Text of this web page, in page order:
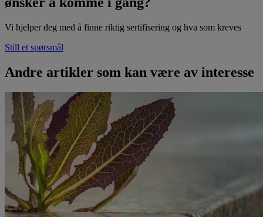
Vi hjelper deg med å finne riktig sertifisering og hva som kreves
Still et spørsmål
Andre artikler som kan være av interesse